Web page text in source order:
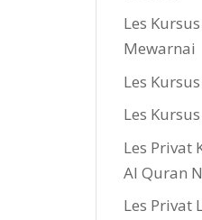
Les
Mewarnai
Les
Les
Les Privat
Al Quran
Les Privat